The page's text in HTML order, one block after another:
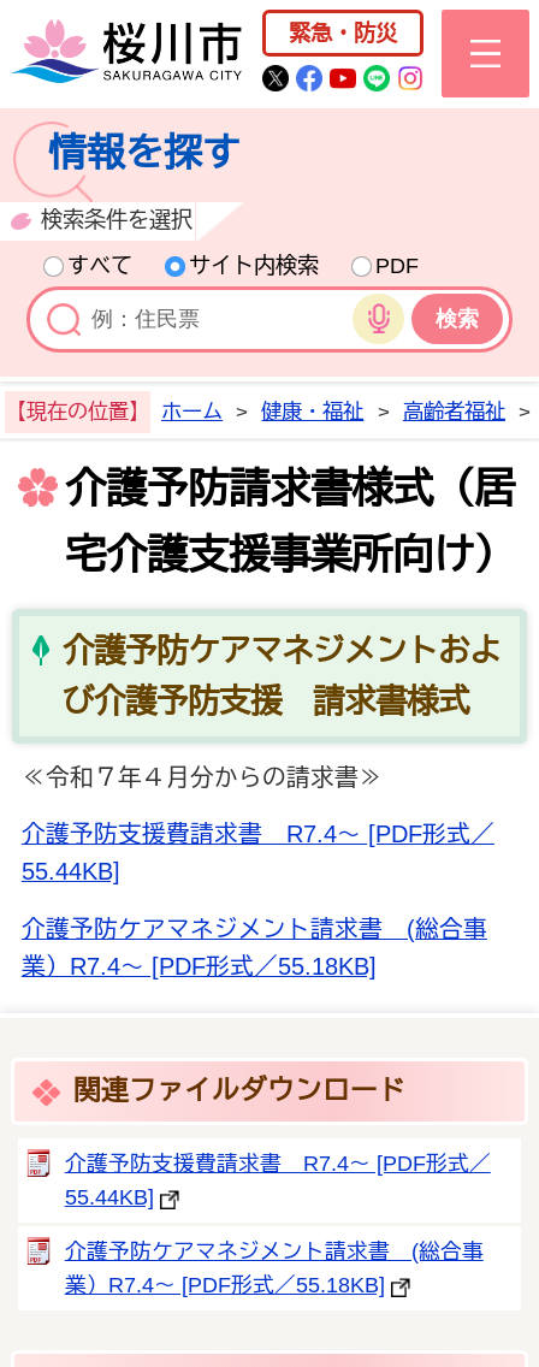
桜川市公式ホー
緊急・防災
桜川市公式Twitter
桜川市公式
桜川市公式
桜川市公式
情報を探す
検索条件を選択
すべて
サイト内検索
PDF
音声検索
【現在の位置】 ホーム > 健康・福祉 > 高齢者福祉 >
介護予防請求書様式（居
宅介護支援事業所向け）
介護予防ケアマネジメントおよ
び介護予防支援 請求書様式
≪令和７年４月分からの請求書≫
介護予防支援費請求書 R7.4～ [PDF形式／
55.44KB]
介護予防ケアマネジメント請求書 (総合事
業）R7.4～ [PDF形式／55.18KB]
関連ファイルダウンロード
介護予防支援費請求書 R7.4～ [PDF形式／
55.44KB]
介護予防ケアマネジメント請求書 (総合事
業）R7.4～ [PDF形式／55.18KB]